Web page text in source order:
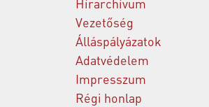
Vezetőség
Álláspályázatok
Adatvédelem
Impresszum
Régi honlap